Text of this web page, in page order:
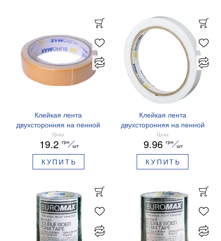
Клейкая лента
двухсторонняя на пенной
основе 24мм х 2м
Buromax BM.7514
Цена
19.2 грн
шт
КУПИТЬ
Клейкая лента
двухсторонняя на пенной
основе 12мм*2м Buromax
BM.7512
Цена
9.96 грн
шт
КУПИТЬ